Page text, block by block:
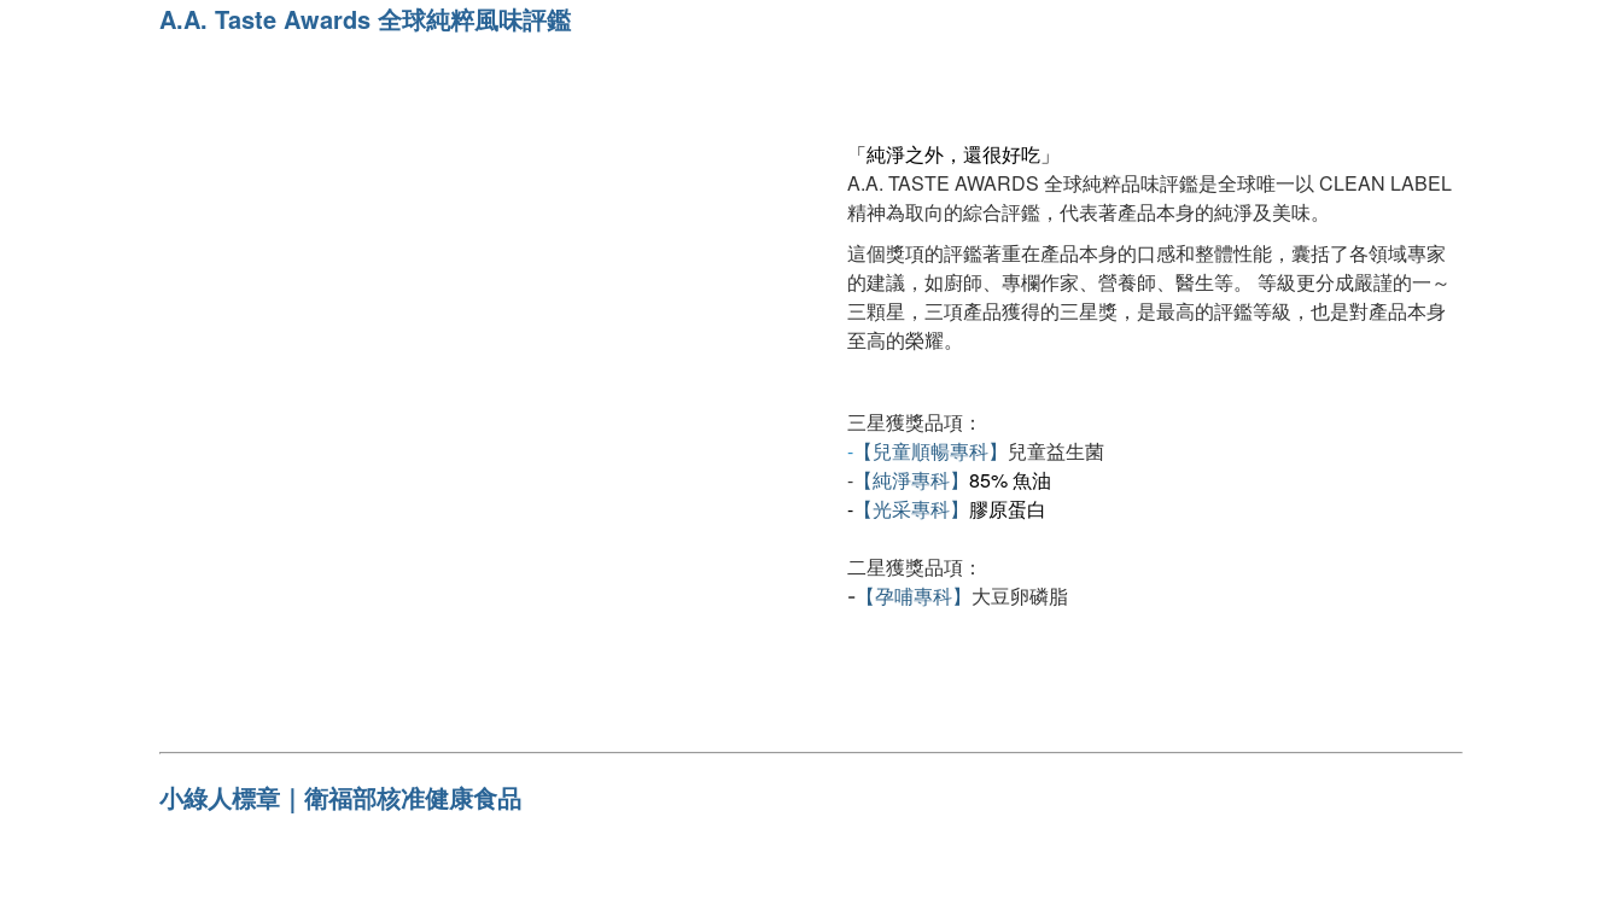
A.A. Taste Awards 全球純粹風味評鑑
「純淨之外，還很好吃」
A.A. TASTE AWARDS 全球純粹品味評鑑是全球唯一以 CLEAN LABEL
精神為取向的綜合評鑑，代表著產品本身的純淨及美味。
這個獎項的評鑑著重在產品本身的口感和整體性能，囊括了各領域專家
的建議，如廚師、專欄作家、營養師、醫生等。 等級更分成嚴謹的一～
三顆星，三項產品獲得的三星獎，是最高的評鑑等級，也是對產品本身
至高的榮耀。
三星獲獎品項：
- 【兒童順暢專科】 兒童益生菌
- 【純淨專科】 85% 魚油
- 【光采專科】 膠原蛋白
二星獲獎品項：
- 【孕哺專科】 大豆卵磷脂
小綠人標章｜衛福部核准健康食品